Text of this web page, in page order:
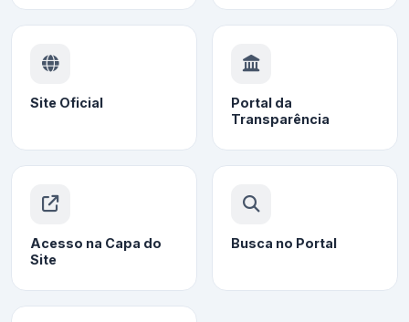
Site Oficial
Portal da
Transparência
Acesso na Capa do
Site
Busca no Portal